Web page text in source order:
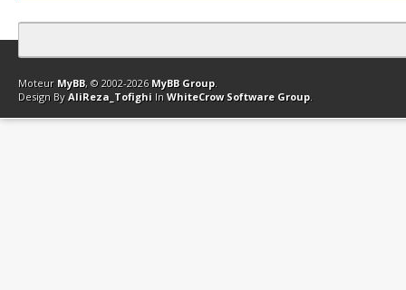
Contact Club Affiliation Retourner en haut Version bas-débit
Moteur MyBB, © 2002-2026 MyBB Group.
Design By AliReza_Tofighi In WhiteCrow Software Group.